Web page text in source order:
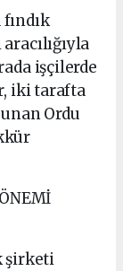
işçilerde
iki tarafta
Ordu
şirketi